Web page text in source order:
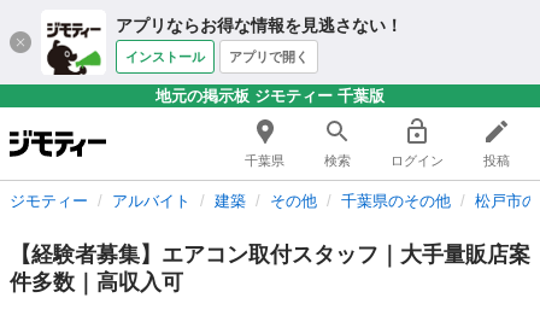
アプリならお得な情報を見逃さない！
インストール アプリで開く
地元の掲示板 ジモティー 千葉版
千葉県 検索 ログイン 投稿
ジモティー アルバイト 建築 その他 千葉県のその他 松戸市
【経験者募集】エアコン取付スタッフ｜大手量販店案
件多数｜高収入可